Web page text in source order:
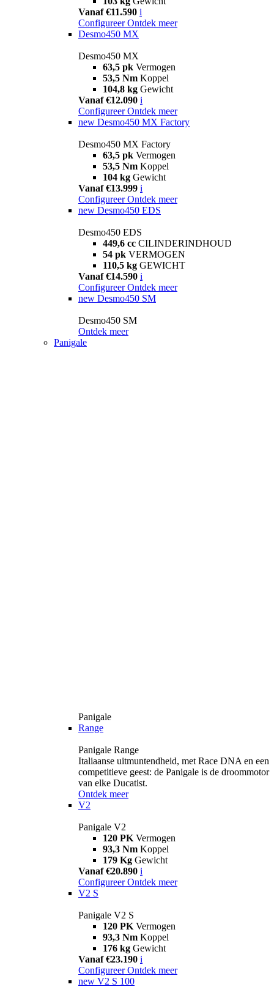
Vanaf €11.590 i
Configureer Ontdek meer
Desmo450 MX
Desmo450 MX
63,5 pk Vermogen
53,5 Nm Koppel
104,8 kg Gewicht
Vanaf €12.090 i
Configureer Ontdek meer
new Desmo450 MX Factory
Desmo450 MX Factory
63,5 pk Vermogen
53,5 Nm Koppel
104 kg Gewicht
Vanaf €13.999 i
Configureer Ontdek meer
new Desmo450 EDS
Desmo450 EDS
449,6 cc CILINDERINDHOUD
54 pk VERMOGEN
110,5 kg GEWICHT
Vanaf €14.590 i
Configureer Ontdek meer
new Desmo450 SM
Desmo450 SM
Ontdek meer
Panigale
Panigale
Range
Panigale Range
Italiaanse uitmuntendheid, met Race DNA en een
competitieve geest: de Panigale is de droommotor
van elke Ducatist.
Ontdek meer
V2
Panigale V2
120 PK Vermogen
93,3 Nm Koppel
179 Kg Gewicht
Vanaf €20.890 i
Configureer Ontdek meer
V2 S
Panigale V2 S
120 PK Vermogen
93,3 Nm Koppel
176 kg Gewicht
Vanaf €23.190 i
Configureer Ontdek meer
new V2 S 100